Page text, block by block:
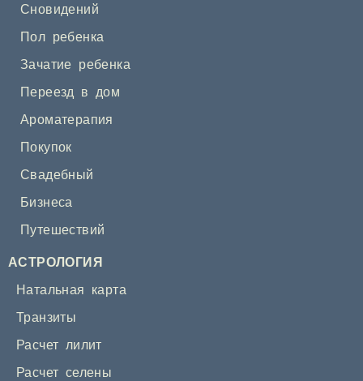
Сновидений
Пол ребенка
Зачатие ребенка
Переезд в дом
Ароматерапия
Покупок
Свадебный
Бизнеса
Путешествий
АСТРОЛОГИЯ
Натальная карта
Транзиты
Расчет лилит
Расчет селены